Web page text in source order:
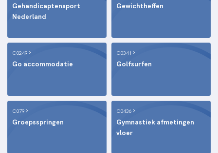
Gehandicaptensport
Nederland
Gewichtheffen
C0249
Go accommodatie
C0341
Golfsurfen
C079
Groepsspringen
C0436
Gymnastiek afmetingen
vloer